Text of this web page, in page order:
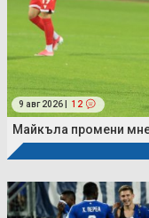
9 авг 2026 | 12
Майкъла промени